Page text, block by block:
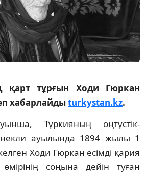
қарт тұрғын Ходи Гюркан
хабарлайдыturkystan.kz.
Түркияның оңтүстік-
ауылында 1894 жылы 1
Ходи Гюркан есімді қария
соңына дейін туған